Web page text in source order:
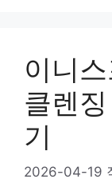
이니
클렌
기
2026-04-19